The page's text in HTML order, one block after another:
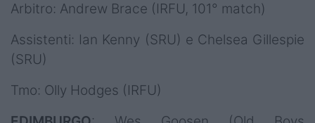
Arbitro: Andrew Brace (IRFU, 101° match)
Assistenti: Ian Kenny (SRU) e Chelsea Gillespie
(SRU)
Tmo: Olly Hodges (IRFU)